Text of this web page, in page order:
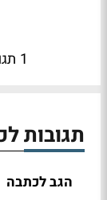
1 תגובות
תגובות
הגב לכתבה